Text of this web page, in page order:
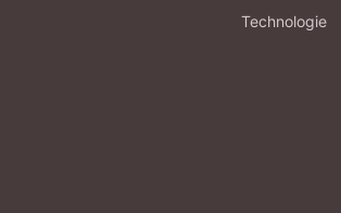
Technologie